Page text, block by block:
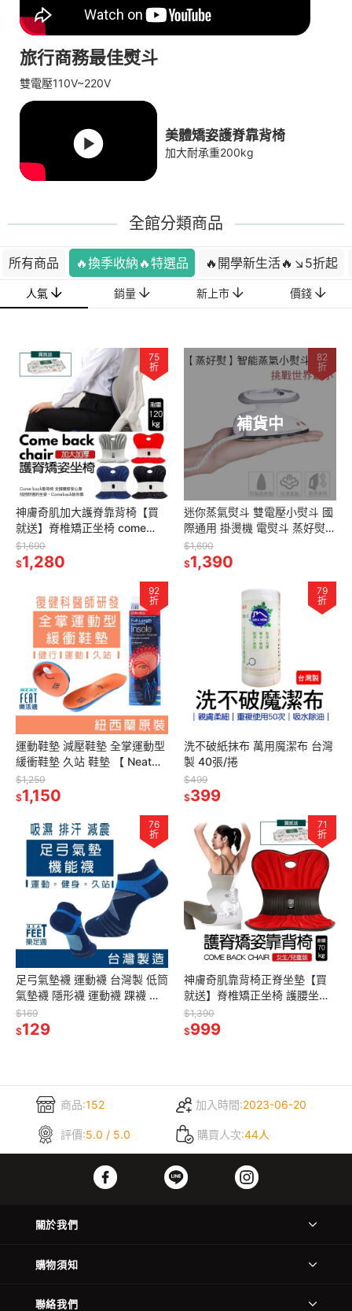
旅行商務最佳熨斗
雙電壓110V~220V
美體矯姿護脊靠背椅
加大耐承重200kg
全館分類商品
所有商品 🔥換季收納🔥特選品 🔥開學新生活🔥↘5折起
人氣 銷量 新上市 價錢
75
折
神膚奇肌加大護脊靠背椅【買
就送】脊椎矯正坐椅 come
back chair 護腰坐墊 脊椎椅 護
脊靠背椅 護腰坐墊
$1,690
$1,280
補貨中
82
折
迷你蒸氣熨斗 雙電壓小熨斗 國
際通用 掛燙機 電熨斗 蒸好熨蒸
汽熨斗 100V-240V
$1,690
$1,390
92
折
運動鞋墊 減壓鞋墊 全掌運動型
緩衝鞋墊 久站 鞋墊 【 Neat
Feat 樂活適 】紐西蘭原裝 公司
貨 男女適用
$1,250
$1,150
79
折
洗不破紙抹布 萬用魔潔布 台灣
製 40張/捲
$499
$399
76
折
足弓氣墊襪 運動襪 台灣製 低筒
氣墊襪 隱形襪 運動襪 踝襪 男
女款通用
$169
$129
71
折
神膚奇肌靠背椅正脊坐墊【買
就送】脊椎矯正坐椅 護腰坐墊
適合女生/兒童版
$1,390
$999
商品:152 加入時間:2023-06-20
評價:5.0 / 5.0 購買人次:44人
關於我們
購物須知
聯絡我們